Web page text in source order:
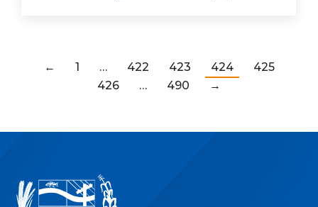
← 1 … 422 423 424
425
426
… 490 →